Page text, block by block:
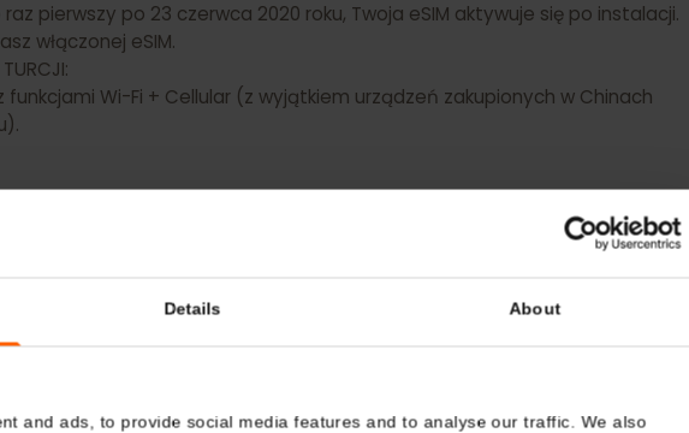
Hongkongu i Makau (z wyjątkiem iPhone 13 Mini, iPhone 12 Mini,
Wschodniej i z usługą Verizon.
raz pierwszy po 23 czerwca 2020 roku, Twoja eSIM aktywuje się po
w TURCJI:
z funkcjami Wi-Fi + Cellular (z wyjątkiem urządzeń zakupionych w